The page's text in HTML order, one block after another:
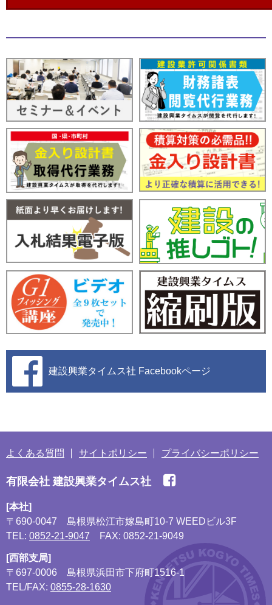
建設興業タイムス社 Facebookページ
よくある質問 サイトポリシー プライバシーポリシー
有限会社 建設興業タイムス社
[本社]
〒690-0047
島根県松江市嫁島町10-7 WEEDビル3F
TEL: 0852-21-9047 FAX: 0852-21-9049
[西部支局]
〒697-0006
島根県浜田市下府町1516-1
TEL/FAX: 0855-28-1630